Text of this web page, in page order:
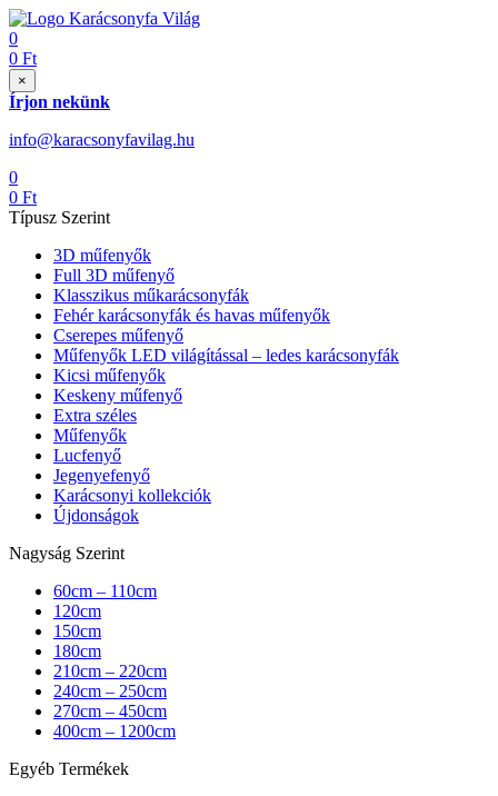
0
0 Ft
×
Írjon nekünk
info@karacsonyfavilag.hu
0
0 Ft
Típusz Szerint
3D műfenyők
Full 3D műfenyő
Klasszikus műkarácsonyfák
Fehér karácsonyfák és havas műfenyők
Cserepes műfenyő
Műfenyők LED világítással – ledes karácsonyfák
Kicsi műfenyők
Keskeny műfenyő
Extra széles
Műfenyők
Lucfenyő
Jegenyefenyő
Karácsonyi kollekciók
Újdonságok
Nagyság Szerint
60cm – 110cm
120cm
150cm
180cm
210cm – 220cm
240cm – 250cm
270cm – 450cm
400cm – 1200cm
Egyéb Termékek